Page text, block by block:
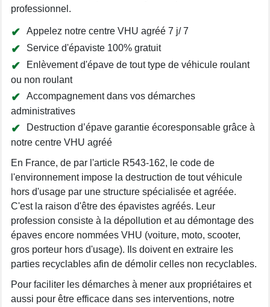
professionnel.
Appelez notre centre VHU agréé 7 j/ 7
Service d'épaviste 100% gratuit
Enlèvement d'épave de tout type de véhicule roulant
ou non roulant
Accompagnement dans vos démarches
administratives
Destruction d’épave garantie écoresponsable grâce à
notre centre VHU agréé
En France, de par l'article R543-162, le code de
l'environnement impose la destruction de tout véhicule
hors d'usage par une structure spécialisée et agréée.
C'est la raison d'être des épavistes agréés. Leur
profession consiste à la dépollution et au démontage des
épaves encore nommées VHU (voiture, moto, scooter,
gros porteur hors d'usage). Ils doivent en extraire les
parties recyclables afin de démolir celles non recyclables.
Pour faciliter les démarches à mener aux propriétaires et
aussi pour être efficace dans ses interventions, notre